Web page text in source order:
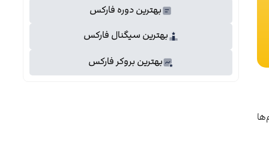
بهترین دوره فارکس
بهترین سیگنال فارکس
بهترین بروکر فارکس